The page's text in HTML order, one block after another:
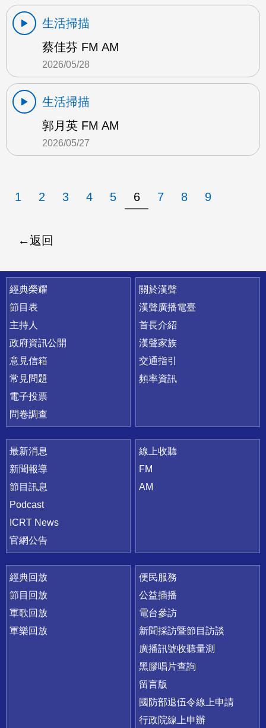
生活掃描
蔡佳芬 FM AM
2026/05/28
生活掃描
郭月英 FM AM
2026/05/27
1 2 3 4 5 6 7 8 9
返回
快速連結
經典榮耀
節目表
主持人
政府資訊公開
意見信箱
常見問題
電子投票
問卷調查
關於漢聲
漢聲廣播電臺
首長介紹
漢聲家族
交通指引
頻率資訊
最新消息
新聞報導
節目訊息
Podcast
ICRT News
官網公告
線上收聽
FM
AM
經典回放
節目回放
軍歌回放
軍樂回放
便民服務
公益插播
電台參訪
新聞採訪暨節目訪談
廣播訊號收聽量測
黑膠唱片查詢
留言版
國防部退伍令線上申請
行政院線上申辦